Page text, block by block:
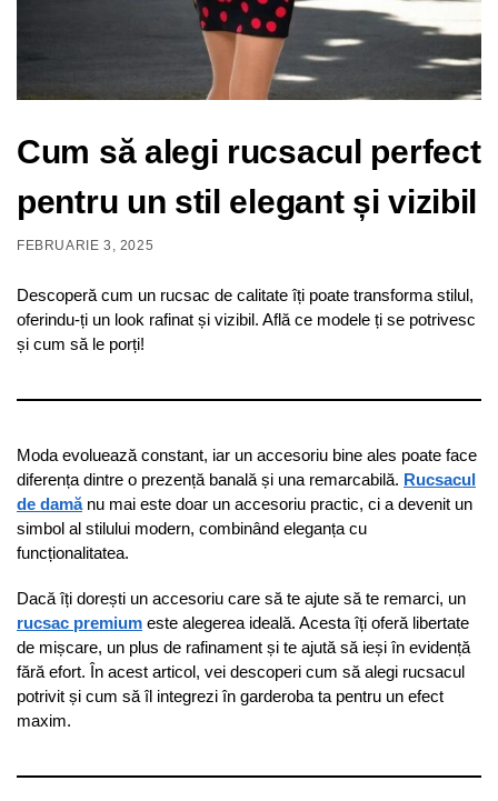
Cum să alegi rucsacul perfect
pentru un stil elegant și vizibil
FEBRUARIE 3, 2025
Descoperă cum un rucsac de calitate îți poate transforma stilul,
oferindu-ți un look rafinat și vizibil. Află ce modele ți se potrivesc
și cum să le porți!
Moda evoluează constant, iar un accesoriu bine ales poate face
diferența dintre o prezență banală și una remarcabilă. Rucsacul
de damănu mai este doar un accesoriu practic, ci a devenit un
simbol al stilului modern, combinând eleganța cu
funcționalitatea.
Dacă îți dorești un accesoriu care să te ajute să te remarci, un
rucsac premium este alegerea ideală. Acesta îți oferă libertate
de mișcare, un plus de rafinament și te ajută să ieși în evidență
fără efort. În acest articol, vei descoperi cum să alegi rucsacul
potrivit și cum să îl integrezi în garderoba ta pentru un efect
maxim.